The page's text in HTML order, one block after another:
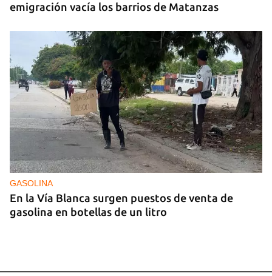
emigración vacía los barrios de Matanzas
GASOLINA
En la Vía Blanca surgen puestos de venta de
gasolina en botellas de un litro